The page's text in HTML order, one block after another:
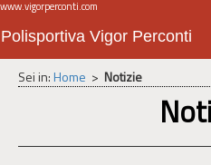
www.vigorperconti.com
Polisportiva Vigor Perconti
Sei in:Home > Notizie